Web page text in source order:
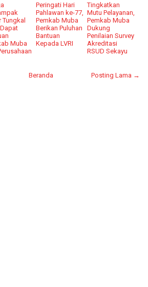
Tungkal
Muba
Peringati Hari
Pahlawan ke-77,
Pemkab Muba
Berikan Puluhan
Bantuan
Kepada LVRI
Tingkatkan
Mutu Pelayanan,
Pemkab Muba
Dukung
Penilaian Survey
Akreditasi
RSUD Sekayu
Posting Lama →
Beranda